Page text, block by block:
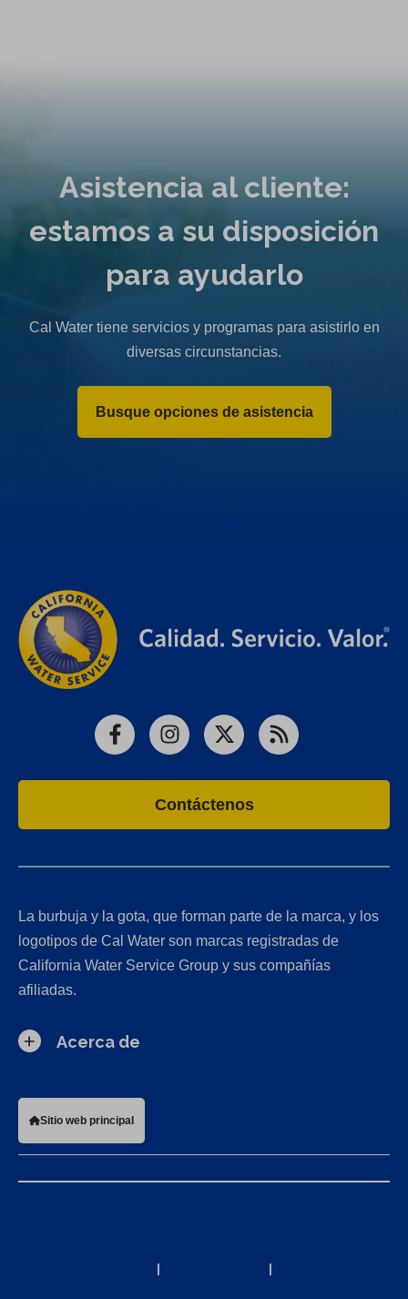
Asistencia al cliente:
estamos a su disposición
para ayudarlo
Cal Water tiene servicios y programas para asistirlo en
diversas circunstancias.
Busque opciones de asistencia
FacebookInstagram
X RSS
Contáctenos
La burbuja y la gota, que forman parte de la marca, y los
logotipos de Cal Water son marcas registradas de
California Water Service Group y sus compañías
afiliadas.
Acerca de
Sitio web principal
| |